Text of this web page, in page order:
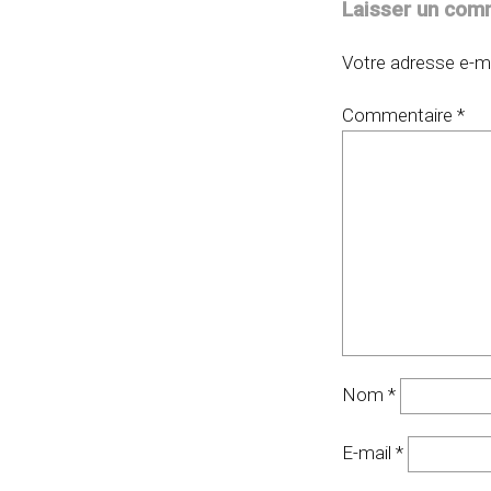
Laisser un
Votre adresse e-
Commentaire *
Nom *
E-mail *